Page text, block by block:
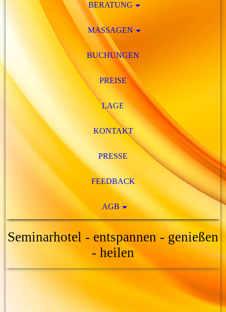
BERATUNG
MASSAGEN
BUCHUNGEN
PREISE
LAGE
KONTAKT
PRESSE
FEEDBACK
AGB
Seminarhotel - entspannen - genießen
- heilen